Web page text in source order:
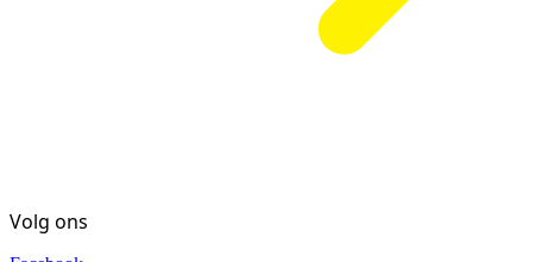
Volg ons